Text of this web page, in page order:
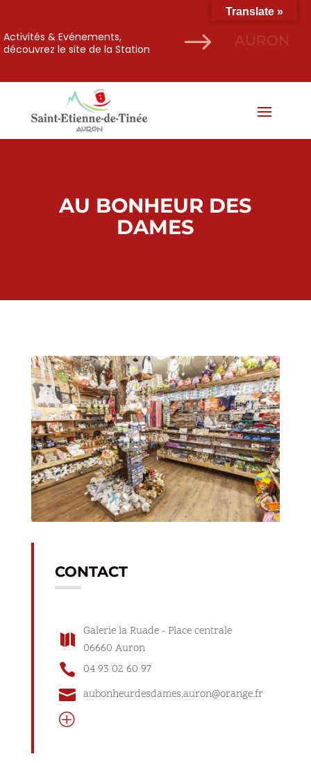
$
Activités & Evénements,
découvrez le site de la Station
AURON
AU BONHEUR DES
DAMES
CONTACT
 Galerie la Ruade - Place centrale
06660 Auron
 04 93 02 60 97
 aubonheurdesdames.auron@orange.fr
P
Translate »